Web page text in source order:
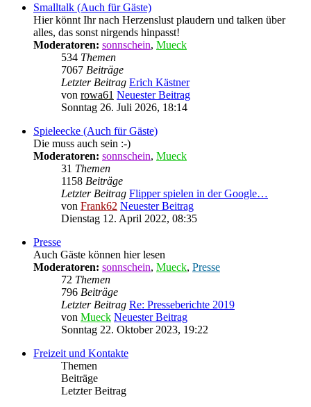
Smalltalk (Auch für Gäste)
Hier könnt Ihr nach Herzenslust plaudern und talken über
alles, das sonst nirgends hinpasst!
Moderatoren: sonnschein, Mueck
534 Themen
7067 Beiträge
Letzter Beitrag Erich Kästner
von rowa61 Neuester Beitrag
Sonntag 26. Juli 2026, 18:14
Spieleecke (Auch für Gäste)
Die muss auch sein :-)
Moderatoren: sonnschein, Mueck
31 Themen
1158 Beiträge
Letzter Beitrag Flipper spielen in der Google…
von Frank62 Neuester Beitrag
Dienstag 12. April 2022, 08:35
Presse
Auch Gäste können hier lesen
Moderatoren: sonnschein, Mueck, Presse
72 Themen
796 Beiträge
Letzter Beitrag Re: Presseberichte 2019
von Mueck Neuester Beitrag
Sonntag 22. Oktober 2023, 19:22
Freizeit und Kontakte
Themen
Beiträge
Letzter Beitrag